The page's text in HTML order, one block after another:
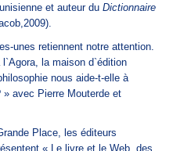
et auteur du Dictionnaire
unes retiennent notre attention.
l`Agora, la maison d`édition
nous aide-t-elle à
» avec Pierre Mouterde et
Place, les éditeurs
« Le livre et le Web, des